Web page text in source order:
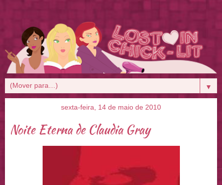
▼
sexta-feira, 14 de maio de 2010
Noite Eterna de Claudia Gray